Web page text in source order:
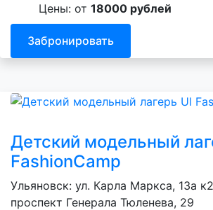
Цены: от 18000 рублей
Забронировать
Детский модельный
FashionCamp
Ульяновск: ул. Карла Маркса, 13а
проспект Генерала Тюленева, 29